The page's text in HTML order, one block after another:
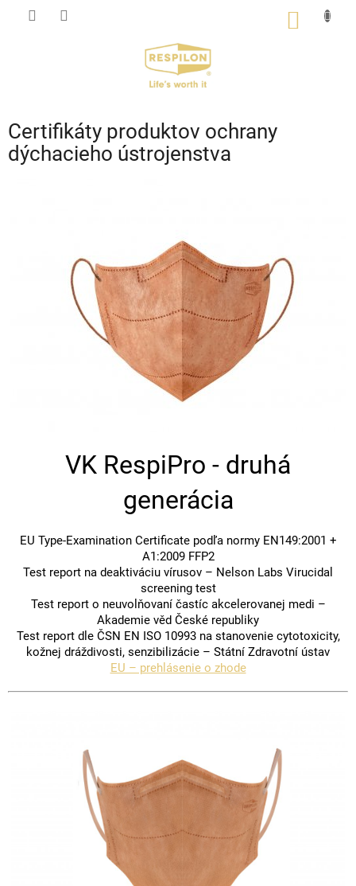
Prejsť
Certifikáty produktov ochrany
dýchacieho ústrojenstva
VK RespiPro - druhá
generácia
EU Type-Examination Certificate podľa normy EN149:2001 +
A1:2009 FFP2
Test report na deaktiváciu vírusov – Nelson Labs Virucidal
screening test
Test report o neuvolňovaní častíc akcelerovanej medi –
Akademie věd České republiky
Test report dle ČSN EN ISO 10993 na stanovenie cytotoxicity,
kožnej dráždivosti, senzibilizácie – Státní Zdravotní ústav
EU – prehlásenie o zhode